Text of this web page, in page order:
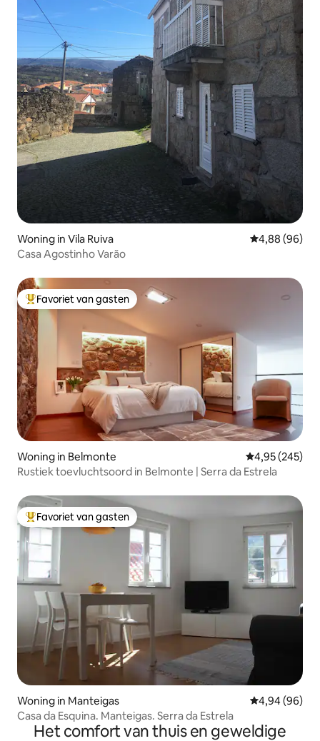
Woning in Vila Ruiva Gemiddelde
4,88 (96)
Casa Agostinho Varão
Topfavoriet van gasten
Favoriet van gasten
Woning in Belmonte Gemiddelde
4,95 (245)
Rustiek toevluchtsoord in Belmonte | Serra da Estrela
Topfavoriet van gasten
Favoriet van gasten
Woning in Manteigas Gemiddelde
4,94 (96)
Casa da Esquina. Manteigas. Serra da Estrela
Het comfort van thuis en geweldige